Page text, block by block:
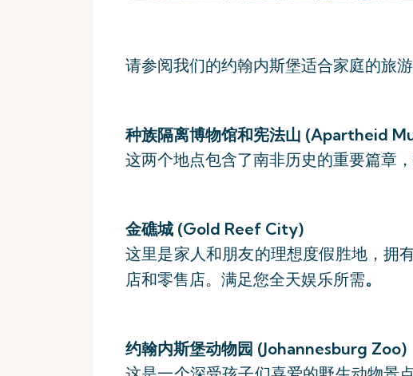
请参阅我们的约翰内斯堡适合家庭的旅游
种族隔离博物馆和宪法山 (Apartheid
这两个地点包含了南非历史的重要篇章
金礁城 (Gold Reef City)
这里是家人和朋友的理想度假胜地，拥
店和零售店。满足您全天娱乐所需。
约翰内斯堡动物园 (Johannesburg Zoo)